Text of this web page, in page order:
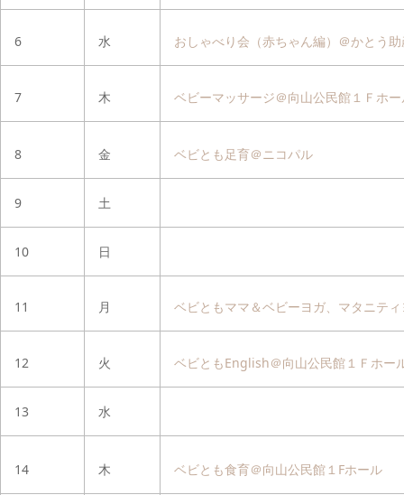
6 水 おしゃべり会（赤ちゃん編）＠かとう
7 木 ベビーマッサージ＠向山公民館１Ｆホ
8 金 ベビとも足育＠ニコパル
9 土
10 日
11 月 ベビともママ＆ベビーヨガ、マタニテ
12 火 ベビともEnglish＠向山公民館１Ｆホー
13 水
14 木 ベビとも食育＠向山公民館１Fホール